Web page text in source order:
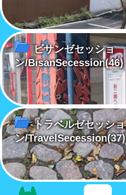
ビサンゼセッショ
ン/BisanSecession(46)
トラベルゼセッショ
ン/TravelSecession(37)